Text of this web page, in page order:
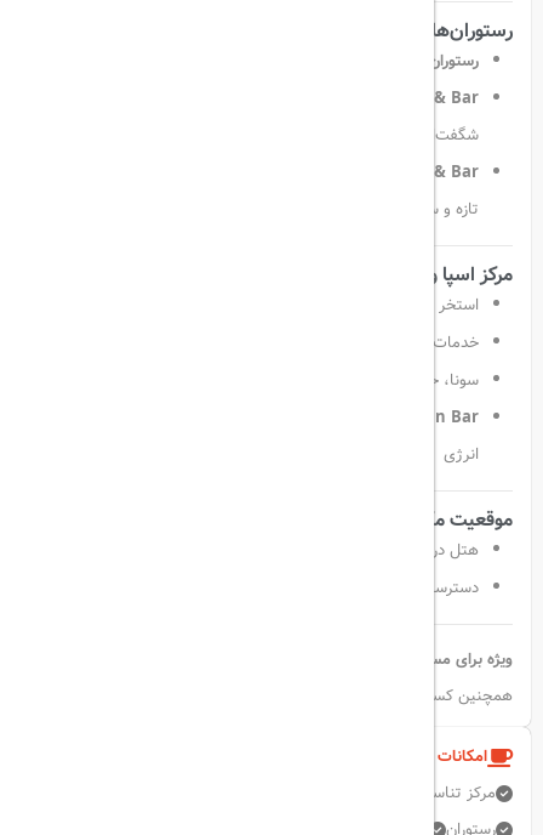
رستوران‌ها و بارها
رستوران Almina
Mawi Terrace & Bar
شگفت‌انگیز
Lobby Lounge & Bar
تازه و ساندویچ‌های لذیذ
مرکز اسپا و تفریح
استخر سرپوشیده و مرکز فیتنس مجهز
خدمات ماساژ و آرامش‌بخش در
سونا، حمام بخار و حمام ترکی برای رهایی از خستگی
Vitamin Bar
انرژی
موقعیت مکانی
هتل در نزدیکی بزرگراه‌های اصلی و مناطق تجاری و تفریحی استانبول
دسترسی آسان به فرودگاه و مراکز خرید بزرگ
ویژه برای مسافران کاری و تفریحی
همچنین کسب و کار، این هتل برای هر نوع سفر مناسب است.
امکانات و خدمات هتل
مرکز تناسب اندام
رستوران